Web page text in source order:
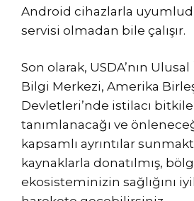
Android cihazlarla
servisi olmadan bile çalışır.
Son olarak, USDA’nın
Bilgi Merkezi, Amerika
Devletleri’nde istilacı
tanımlanacağı ve
kapsamlı ayrıntılar
kaynaklarla donatılmış,
ekosisteminizin sağlığını